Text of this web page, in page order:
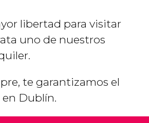
libertad para visitar
uno de nuestros
te garantizamos el
Dublín.